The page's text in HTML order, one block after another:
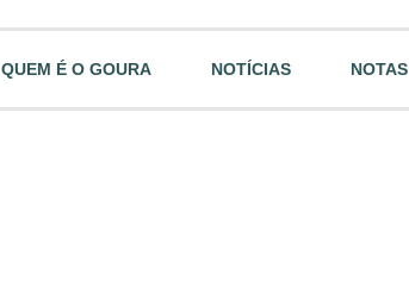
QUEM É O GOURA NOTÍCIAS NOTAS